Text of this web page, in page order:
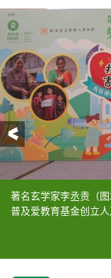
前一页
著名玄学家李丞责（
普及爱教育基金创立
乐施会筹募及传讯总
法比赛可以得到更多
乐施会筹募及传讯总
席雷超荣（右一）为
著名玄学家李丞责、
育基金创立人及主席
著名玄学家李丞责、
育基金创立人及主席
乐施会筹募及传讯总
与一众得奖学生合照。